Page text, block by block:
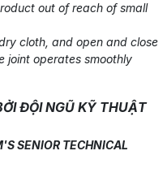
out of reach of small
cloth, and open and close
joint operates smoothly
ĐỘI NGŨ KỸ THUẬT
SENIOR TECHNICAL